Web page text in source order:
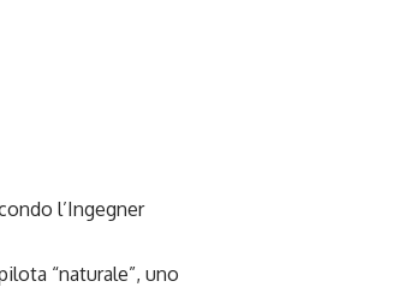
l’Ingegner
“naturale”, uno